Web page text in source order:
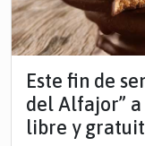
Este fin de
del Alfajor”
libre y